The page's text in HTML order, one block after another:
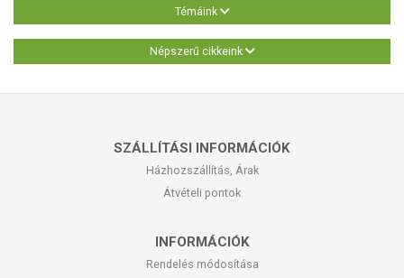
Témáink
Népszerű cikkeink
SZÁLLÍTÁSI INFORMÁCIÓK
Házhozszállítás, Árak
Átvételi pontok
INFORMÁCIÓK
Rendelés módosítása